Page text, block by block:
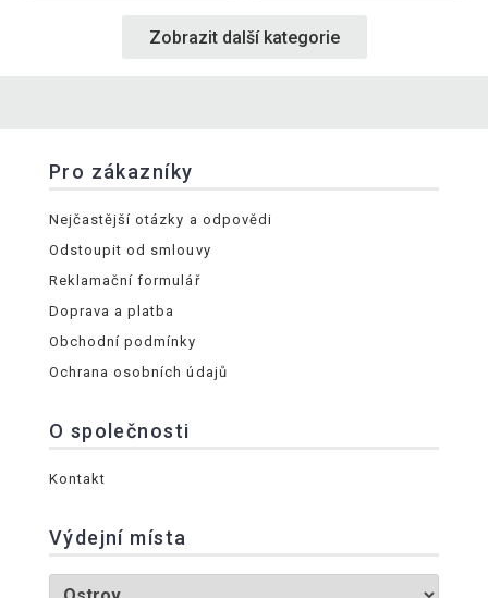
Zobrazit další kategorie
Pro zákazníky
Nejčastější otázky a odpovědi
Odstoupit od smlouvy
Reklamační formulář
Doprava a platba
Obchodní podmínky
Ochrana osobních údajů
O společnosti
Kontakt
Výdejní místa